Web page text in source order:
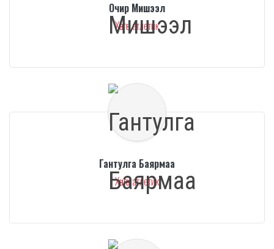
Очир Мишээл
Хөнгөн атлетик
Гантулга Баярмаа
Хөнгөн атлетик